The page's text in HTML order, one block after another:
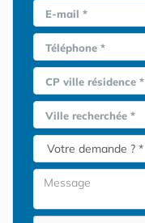
E-mail *
Téléphone *
CP ville résidence *
Ville recherchée *